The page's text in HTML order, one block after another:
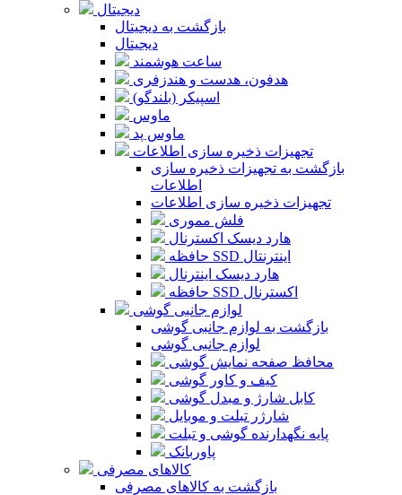
دیجیتال
بازگشت به دیجیتال
دیجیتال
ساعت هوشمند
هدفون، هدست و هندزفری
اسپیکر (بلندگو)
ماوس
ماوس پد
تجهیزات ذخیره سازی اطلاعات
بازگشت به تجهیزات ذخیره سازی
اطلاعات
تجهیزات ذخیره سازی اطلاعات
فلش مموری
هارد دیسک اکسترنال
حافظه SSD اینترنتال
هارد دیسک اینترنال
حافظه SSD اکسترنال
لوازم جانبی گوشی
بازگشت به لوازم جانبی گوشی
لوازم جانبی گوشی
محافظ صفحه نمایش گوشی
کیف و کاور گوشی
کابل شارژ و مبدل گوشی
شارژر تبلت و موبایل
پایه نگهدارنده گوشی و تبلت
پاوربانک
کالاهای مصرفی
بازگشت به کالاهای مصرفی